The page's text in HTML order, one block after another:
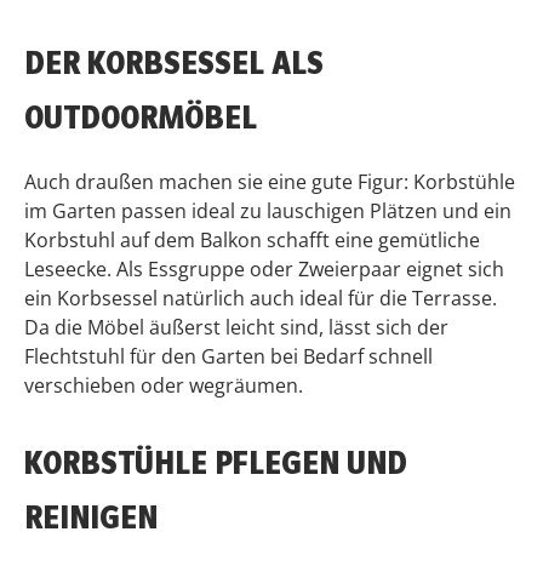
DER KORBSESSEL ALS
OUTDOORMÖBEL
Auch draußen machen sie eine gute Figur: Korbstühle
im Garten passen ideal zu lauschigen Plätzen und ein
Korbstuhl auf dem Balkon schafft eine gemütliche
Leseecke. Als Essgruppe oder Zweierpaar eignet sich
ein Korbsessel natürlich auch ideal für die Terrasse.
Da die Möbel äußerst leicht sind, lässt sich der
Flechtstuhl für den Garten bei Bedarf schnell
verschieben oder wegräumen.
KORBSTÜHLE PFLEGEN UND
REINIGEN